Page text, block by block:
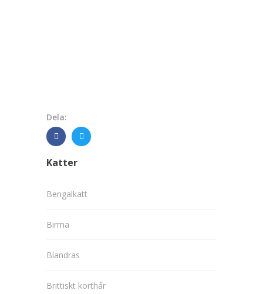
Dela:
Katter
Bengalkatt
Birma
Blandras
Brittiskt korthår